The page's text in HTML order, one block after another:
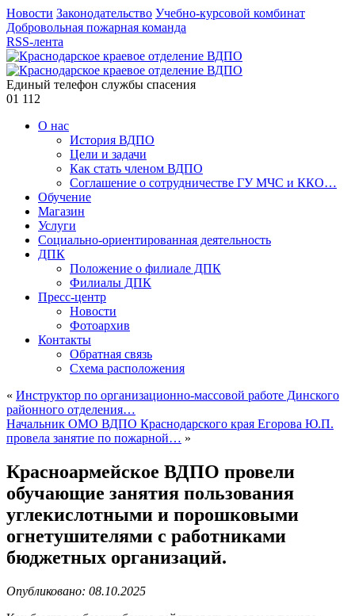
Новости Законодательство Учебно-курсовой комбинат
Добровольная пожарная команда
RSS-лента
Единый телефон службы спасения
01 112
О нас
История ВДПО
Цели и задачи
Как стать членом ВДПО
Соглашение о сотрудничестве ГУ МЧС и ККО…
Обучение
Магазин
Услуги
Социально-ориентированная деятельность
ДПК
Положение о филиале ДПК
Филиалы ДПК
Пресс-центр
Новости
Фотоархив
Контакты
Обратная связь
Схема расположения
« Инструктор по организационно-массовой работе Динского
районного отделения…
Начальник ОМО ВДПО Краснодарского края Егорова Ю.П.
провела занятие по пожарной… »
Красноармейское ВДПО провели
обучающие занятия пользования
углекислотными и порошковыми
огнетушителями с работниками
бюджетных организаций.
Опубликовано: 08.10.2025